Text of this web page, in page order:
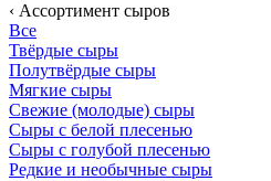
‹ Ассортимент сыров
Все
Твёрдые сыры
Полутвёрдые сыры
Мягкие сыры
Свежие (молодые) сыры
Сыры с белой плесенью
Сыры с голубой плесенью
Редкие и необычные сыры